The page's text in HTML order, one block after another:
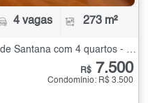
4 vagas 273 m²
R$ 7.500
Condomínio: R$ 3.500